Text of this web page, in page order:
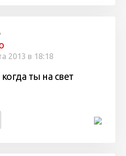
2013 в 18:18
ты на свет